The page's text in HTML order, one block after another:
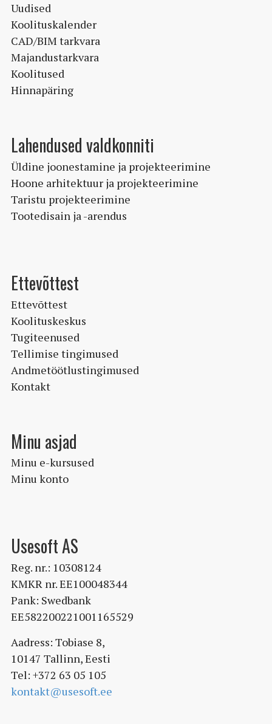
Uudised
Koolituskalender
CAD/BIM tarkvara
Majandustarkvara
Koolitused
Hinnapäring
Lahendused valdkonniti
Üldine joonestamine ja projekteerimine
Hoone arhitektuur ja projekteerimine
Taristu projekteerimine
Tootedisain ja -arendus
Ettevõttest
Ettevõttest
Koolituskeskus
Tugiteenused
Tellimise tingimused
Andmetöötlustingimused
Kontakt
Minu asjad
Minu e-kursused
Minu konto
Usesoft AS
Reg. nr.: 10308124
KMKR nr. EE100048344
Pank: Swedbank
EE582200221001165529
Aadress: Tobiase 8,
10147 Tallinn, Eesti
Tel: +372 63 05 105
kontakt@usesoft.ee